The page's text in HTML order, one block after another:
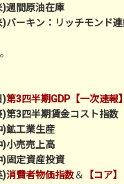
)週間原油在庫
)バーキン：リッチモンド
)第3四半期GDP【一次速報】
)第3四半期賃金コスト指数
)鉱工業生産
)小売売上高
)固定資産投資
)消費者物価指数＆
【コア】